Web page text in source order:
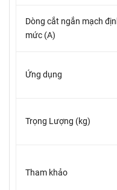
Dòng cắt ngắn mạch
mức (A)
Ứng dụng
Trọng Lượng (kg)
Tham khảo